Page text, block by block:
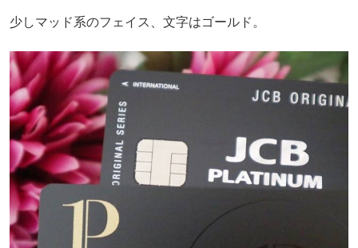
少しマッド系のフェイス、文字はゴールド。